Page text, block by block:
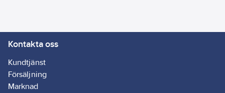
Kontakta oss
Kundtjänst
Försäljning
Marknad